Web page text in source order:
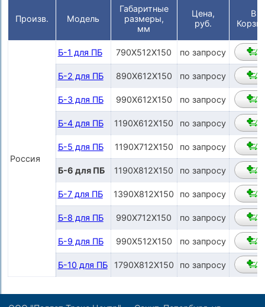
Произв. Модель
Габаритные
размеры,
мм
Цена,
руб.
В
Россия
Б-1 для ПБ 790Х512Х150 по запросу
Б-2 для ПБ 890Х612Х150 по запросу
Б-3 для ПБ 990Х612Х150 по запросу
Б-4 для ПБ 1190Х612Х150 по запросу
Б-5 для ПБ 1190Х712Х150 по запросу
Б-6 для ПБ 1190Х812Х150 по запросу
Б-7 для ПБ 1390Х812Х150 по запросу
Б-8 для ПБ 990Х712Х150 по запросу
Б-9 для ПБ 990Х512Х150 по запросу
Б-10 для ПБ 1790Х812Х150 по запросу